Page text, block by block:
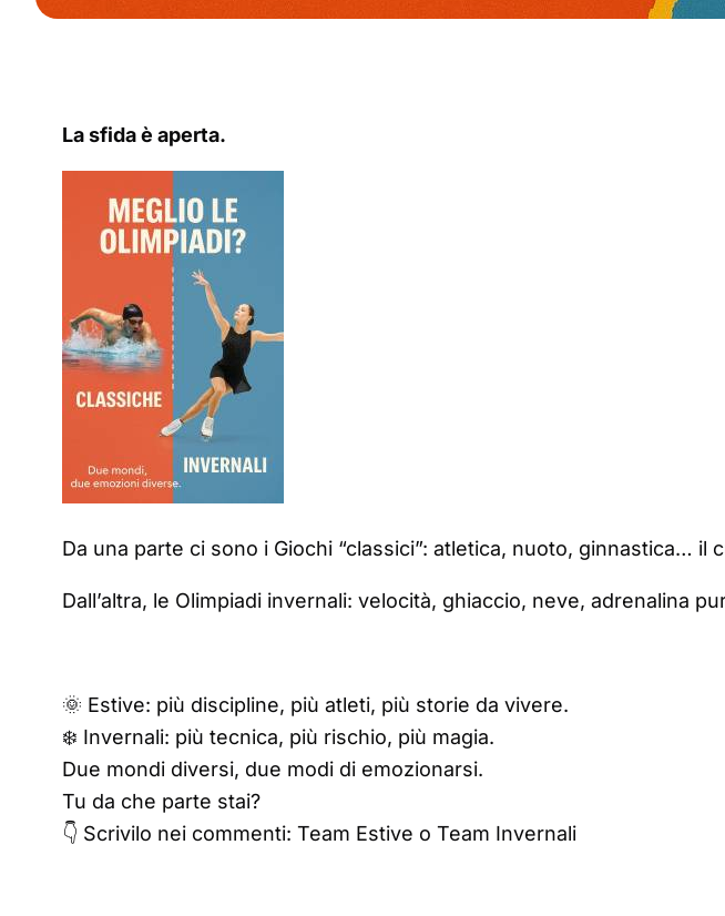
La sfida è aperta.
Da una parte ci sono i Giochi “classici”: atletica, nuoto, ginnastica…
Dall’altra, le Olimpiadi invernali: velocità, ghiaccio, neve, adrenalina
🌞 Estive: più discipline, più atleti, più storie da vivere.
❄️ Invernali: più tecnica, più rischio, più magia.
Due mondi diversi, due modi di emozionarsi.
Tu da che parte stai?
👇 Scrivilo nei commenti: Team Estive o Team Invernali